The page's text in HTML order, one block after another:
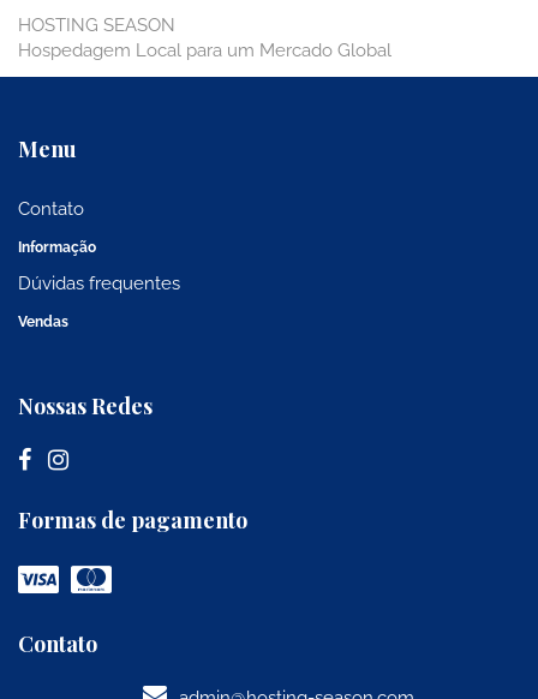
HOSTING SEASON
Hospedagem Local para um Mercado Global
Menu
Contato
Informação
Dúvidas frequentes
Vendas
Nossas Redes
Formas de pagamento
Contato